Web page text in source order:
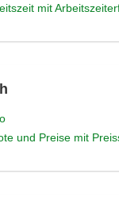
mit
und Preise mit